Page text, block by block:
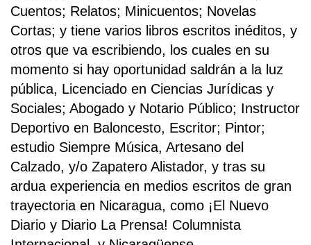
Cuentos; Relatos; Minicuentos; Novelas
Cortas; y tiene varios libros escritos inéditos, y
otros que va escribiendo, los cuales en su
momento si hay oportunidad saldrán a la luz
pública, Licenciado en Ciencias Jurídicas y
Sociales; Abogado y Notario Público; Instructor
Deportivo en Baloncesto, Escritor; Pintor;
estudio Siempre Música, Artesano del
Calzado, y/o Zapatero Alistador, y tras su
ardua experiencia en medios escritos de gran
trayectoria en Nicaragua, como ¡El Nuevo
Diario y Diario La Prensa! Columnista